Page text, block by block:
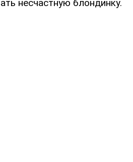
несчастную блондинку.